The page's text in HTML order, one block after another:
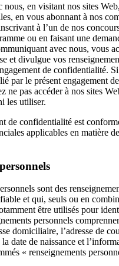
nous, en visitant nos sites
en vous abonnant à nos
à l’un de nos
ou en faisant une
avec nous, vous
et divulgue vos
de confidentialité.
par le présent engagement de
ne pas accéder à nos sites
les utiliser.
de confidentialité est
applicables en matière de
sont des
et qui, seuls ou en
être utilisés pour
personnels
domiciliaire, l’adresse de
date de naissance et
« renseignements